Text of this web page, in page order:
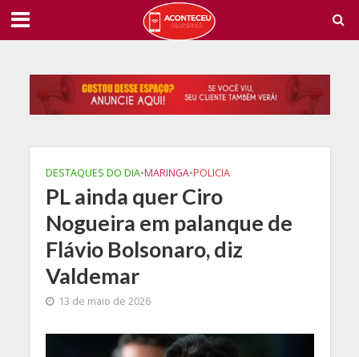
DESTAQUES DO DIA•MARINGA•POLICIA
PL ainda quer Ciro
Nogueira em palanque de
Flávio Bolsonaro, diz
Valdemar
13 de maio de 2026